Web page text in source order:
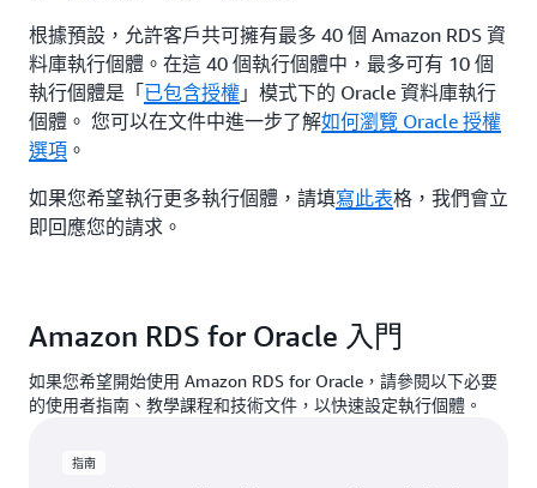
根據預設，允許客戶共可擁有最多 40 個 Amazon RDS 資
料庫執行個體。在這 40 個執行個體中，最多可有 10 個
執行個體是「已包含授權 」模式下的 Oracle 資料庫執行
個體。 您可以在文件中進一步了解如何瀏覽 Oracle 授權
選項 。
如果您希望執行更多執行個體，請填寫此表格，我們會立
即回應您的請求。
Amazon RDS for Oracle 入門
如果您希望開始使用 Amazon RDS for Oracle，請參閱以下必要
的使用者指南、教學課程和技術文件，以快速設定執行個體。
指南